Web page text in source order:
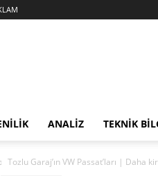
ANALİZ TEKNİK
Tozlu Garaj’ın VW Passat’ları | Daha